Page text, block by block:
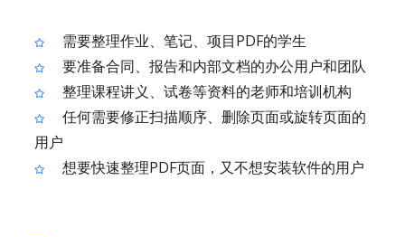
需要整理作业、笔记、项目PDF的学生
要准备合同、报告和内部文档的办公用户和团队
整理课程讲义、试卷等资料的老师和培训机构
任何需要修正扫描顺序、删除页面或旋转页面的
用户
想要快速整理PDF页面，又不想安装软件的用户